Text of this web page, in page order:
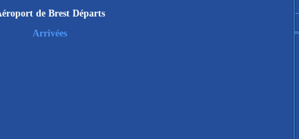
de Brest Départs
Arrivées